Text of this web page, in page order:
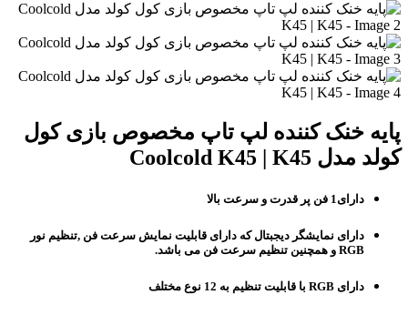
پایه خنک کننده لپ تاپ مخصوص بازی کول
کولد مدل Coolcold K45 | K45
دارای1 فن پر قدرت و سرعت بالا
دارای نمایشگر دیجبتال که دارای قابلیت نمایش سرعت فن ,تنظیم نور
RGB و همچنین تنظیم سرعت فن می باشد.
دارای RGB با قابلیت تنظیم به 12 نوع مختلف